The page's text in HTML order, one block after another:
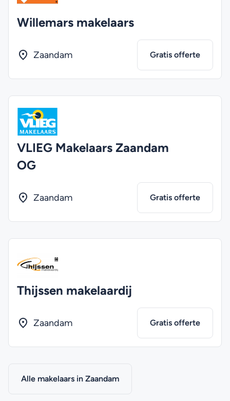
Willemars makelaars
Zaandam Gratis offerte
VLIEG Makelaars Zaandam
OG
Zaandam Gratis offerte
Thijssen makelaardij
Zaandam Gratis offerte
Alle makelaars in Zaandam